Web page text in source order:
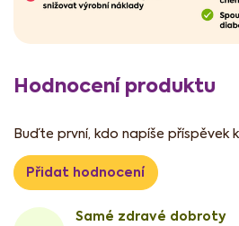
Samé zdravé dobroty
Hodnocení produktu
Buďte první, kdo napíše příspěvek
Přidat hodnocení